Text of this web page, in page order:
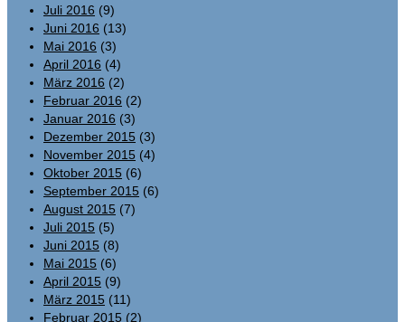
Juli 2016 (9)
Juni 2016 (13)
Mai 2016 (3)
April 2016 (4)
März 2016 (2)
Februar 2016 (2)
Januar 2016 (3)
Dezember 2015 (3)
November 2015 (4)
Oktober 2015 (6)
September 2015 (6)
August 2015 (7)
Juli 2015 (5)
Juni 2015 (8)
Mai 2015 (6)
April 2015 (9)
März 2015 (11)
Februar 2015 (2)